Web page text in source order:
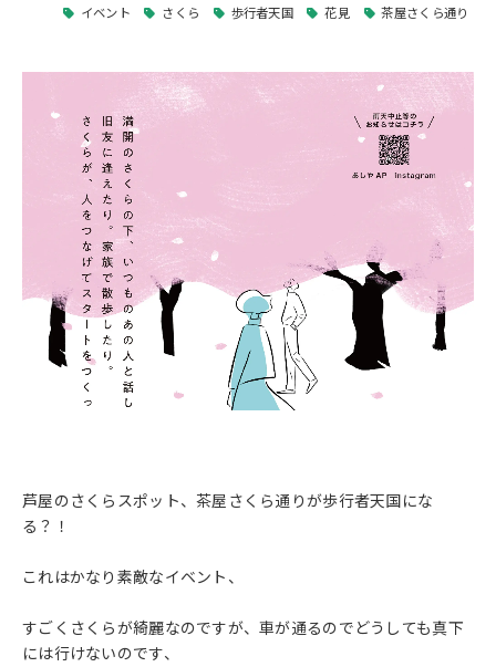
イベント さくら 歩行者天国 花見 茶屋さくら通り
芦屋のさくらスポット、茶屋さくら通りが歩行者天国にな
る？！
これはかなり素敵なイベント、
すごくさくらが綺麗なのですが、車が通るのでどうしても真下
には行けないのです、